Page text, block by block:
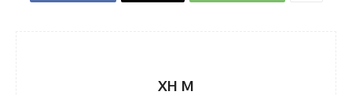
XH M